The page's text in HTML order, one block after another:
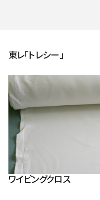
東レ「トレシー」
ワイピングクロス